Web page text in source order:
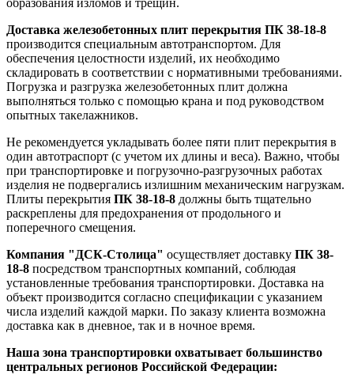
образования изломов и трещин.
Доставка железобетонных плит перекрытия ПК 38-18-8
производится специальным автотранспортом. Для
обеспечения целостности изделий, их необходимо
складировать в соответствии с нормативными требованиями.
Погрузка и разгрузка железобетонных плит должна
выполняться только с помощью крана и под руководством
опытных такелажников.
Не рекомендуется укладывать более пяти плит перекрытия в
один автотраспорт (с учетом их длины и веса). Важно, чтобы
при транспортировке и погрузочно-разгрузочных работах
изделия не подвергались излишним механическим нагрузкам.
Плиты перекрытия ПК 38-18-8 должны быть тщательно
раскреплены для предохранения от продольного и
поперечного смещения.
Компания "ДСК-Столица" осуществляет доставку ПК 38-
18-8 посредством транспортных компаний, соблюдая
установленные требования транспортировки. Доставка на
объект производится согласно спецификации с указанием
числа изделий каждой марки. По заказу клиента возможна
доставка как в дневное, так и в ночное время.
Наша зона транспортировки охватывает большинство
центральных регионов Российской Федерации: